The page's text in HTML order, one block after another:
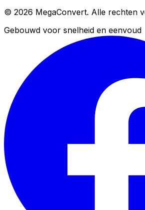
© 2026 MegaConvert. Alle rechten
Gebouwd voor snelheid en eenvoud